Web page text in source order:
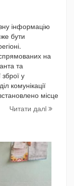
інформацію
бути
на
та
у
комунікації
місце
Читати далi